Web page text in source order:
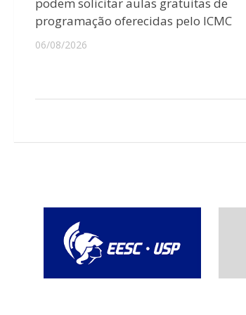
programação oferecidas pelo ICMC
06/08/2026